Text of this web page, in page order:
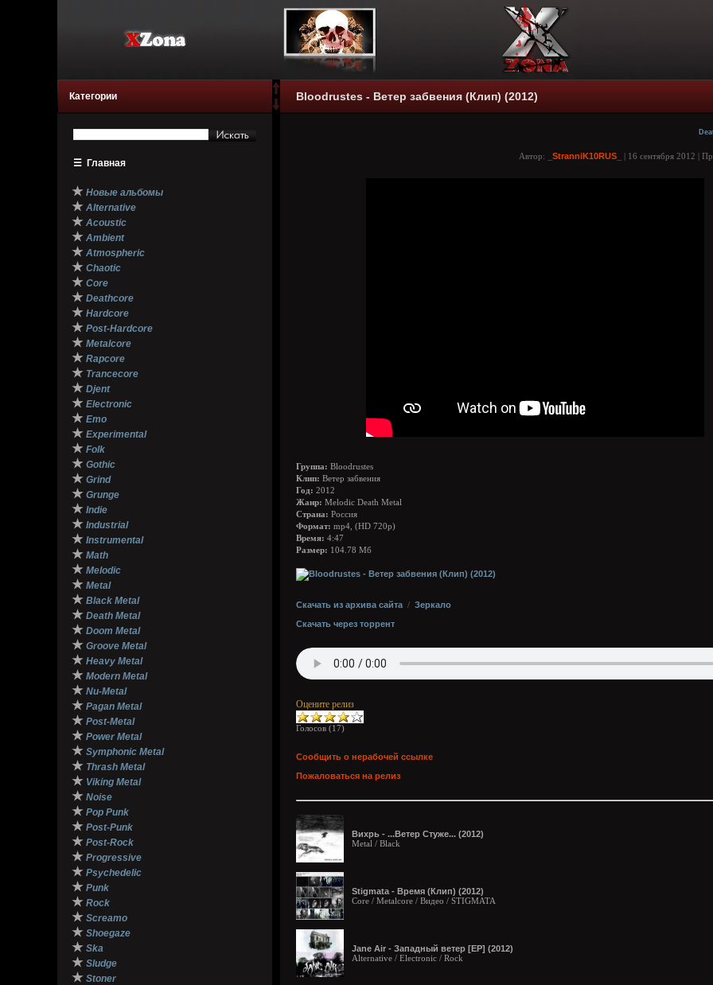
Категории
☰ Главная
★ Новые альбомы
★ Alternative
★ Acoustic
★ Ambient
★ Atmospheric
★ Chaotic
★ Core
★ Deathcore
★ Hardcore
★ Post-Hardcore
★ Metalcore
★ Rapcore
★ Trancecore
★ Djent
★ Electronic
★ Emo
★ Experimental
★ Folk
★ Gothic
★ Grind
★ Grunge
★ Indie
★ Industrial
★ Instrumental
★ Math
★ Melodic
★ Metal
★ Black Metal
★ Death Metal
★ Doom Metal
★ Groove Metal
★ Heavy Metal
★ Modern Metal
★ Nu-Metal
★ Pagan Metal
★ Post-Metal
★ Power Metal
★ Symphonic Metal
★ Thrash Metal
★ Viking Metal
★ Noise
★ Pop Punk
★ Post-Punk
★ Post-Rock
★ Progressive
★ Psychedelic
★ Punk
★ Rock
★ Screamo
★ Shoegaze
★ Ska
★ Sludge
★ Stoner
Bloodrustes - Ветер забвения (Клип) (2012)
Автор: _StranniK10RUS_ | 16 сентября 2012 |
Группа: Bloodrustes
Клип: Ветер забвения
Год: 2012
Жанр: Melodic Death Metal
Страна: Россия
Формат: mp4, (HD 720p)
Время: 4:47
Размер: 104.78 Мб
Скачать из архива сайта / Зеркало
Скачать через торрент
Оцените релиз
Голосов (17)
Сообщить о нерабочей ссылке
Пожаловаться на релиз
Вихрь - ...Ветер Стуже... (2012)
Metal / Black
Stigmata - Время (Клип) (2012)
Core / Metalcore / Видео / STIGMATA
Jane Air - Западный ветер [EP] (2012)
Alternative / Electronic / Rock